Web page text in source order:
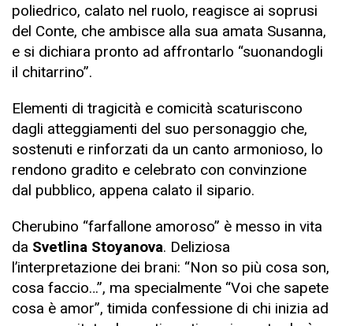
poliedrico, calato nel ruolo, reagisce ai soprusi
del Conte, che ambisce alla sua amata Susanna,
e si dichiara pronto ad affrontarlo “suonandogli
il chitarrino”.
Elementi di tragicità e comicità scaturiscono
dagli atteggiamenti del suo personaggio che,
sostenuti e rinforzati da un canto armonioso, lo
rendono gradito e celebrato con convinzione
dal pubblico, appena calato il sipario.
Cherubino “farfallone amoroso” è messo in vita
da Svetlina Stoyanova. Deliziosa
l’interpretazione dei brani: “Non so più cosa son,
cosa faccio…”, ma specialmente “Voi che sapete
cosa è amor”, timida confessione di chi inizia ad